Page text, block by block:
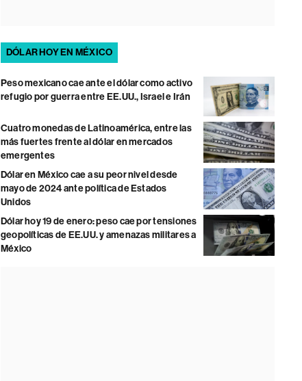
DÓLAR HOY EN MÉXICO
Peso mexicano cae ante el dólar como activo
refugio por guerra entre EE.UU., Israel e Irán
Cuatro monedas de Latinoamérica, entre las
más fuertes frente al dólar en mercados
emergentes
Dólar en México cae a su peor nivel desde
mayo de 2024 ante política de Estados
Unidos
Dólar hoy 19 de enero: peso cae por tensiones
geopolíticas de EE.UU. y amenazas militares a
México